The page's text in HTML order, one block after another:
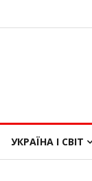
УКРАЇНА І СВІТ